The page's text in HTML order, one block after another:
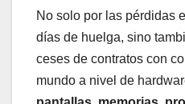
No solo por las pérdidas
días de huelga, sino
ceses de contratos con
mundo a nivel de